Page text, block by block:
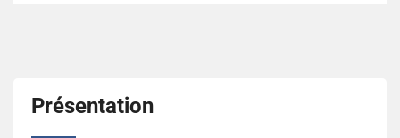
Présentation